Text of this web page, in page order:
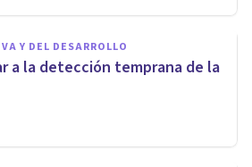
Y DEL DESARROLLO
a la detección temprana de la